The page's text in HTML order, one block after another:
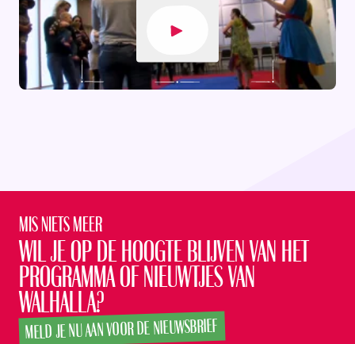
Video afspelen
Mis niets meer
Wil je op de hoogte blijven van het
programma of nieuwtjes van
Walhalla?
MELD JE NU AAN VOOR DE NIEUWSBRIEF